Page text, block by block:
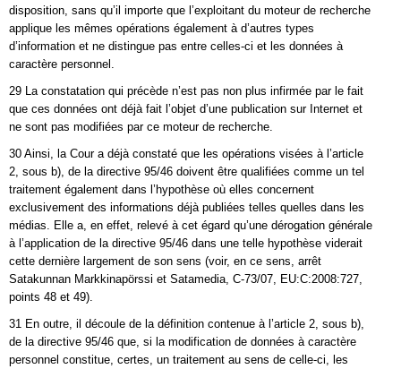
disposition, sans qu’il importe que l’exploitant du moteur de recherche
applique les mêmes opérations également à d’autres types
d’information et ne distingue pas entre celles-ci et les données à
caractère personnel.
29 La constatation qui précède n’est pas non plus infirmée par le fait
que ces données ont déjà fait l’objet d’une publication sur Internet et
ne sont pas modifiées par ce moteur de recherche.
30 Ainsi, la Cour a déjà constaté que les opérations visées à l’article
2, sous b), de la directive 95/46 doivent être qualifiées comme un tel
traitement également dans l’hypothèse où elles concernent
exclusivement des informations déjà publiées telles quelles dans les
médias. Elle a, en effet, relevé à cet égard qu’une dérogation générale
à l’application de la directive 95/46 dans une telle hypothèse viderait
cette dernière largement de son sens (voir, en ce sens, arrêt
Satakunnan Markkinapörssi et Satamedia, C‑73/07, EU:C:2008:727,
points 48 et 49).
31 En outre, il découle de la définition contenue à l’article 2, sous b),
de la directive 95/46 que, si la modification de données à caractère
personnel constitue, certes, un traitement au sens de celle-ci, les